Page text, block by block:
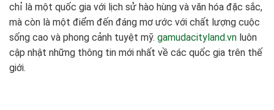
chỉ là một quốc gia với lịch sử hào hùng và văn hóa đặc sắc,
mà còn là một điểm đến đáng mơ ước với chất lượng cuộc
sống cao và phong cảnh tuyệt mỹ. gamudacityland.vn luôn
cập nhật những thông tin mới nhất về các quốc gia trên thế
giới.